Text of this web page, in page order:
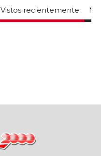
Vistos recientemente